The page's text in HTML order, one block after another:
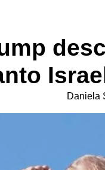
Daniela